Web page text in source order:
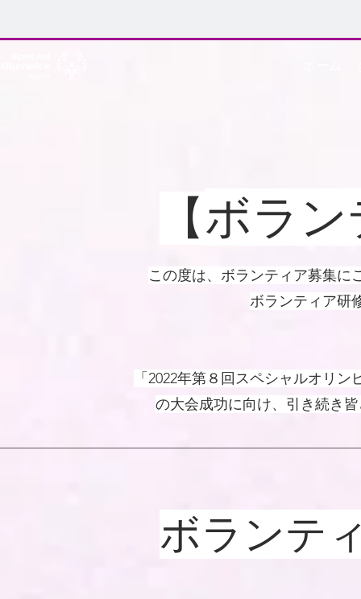
​【ボラ
この度は、ボランティア募集に
ボランティア研
「2022年第８回スペシャルオリ
の大会成功に向け、引き続き
ボランテ